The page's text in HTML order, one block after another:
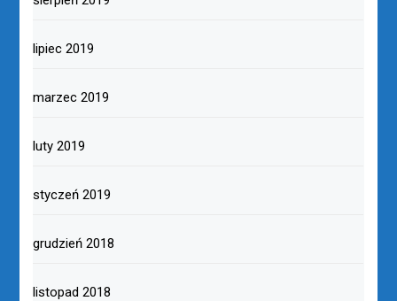
lipiec 2019
marzec 2019
luty 2019
styczeń 2019
grudzień 2018
listopad 2018